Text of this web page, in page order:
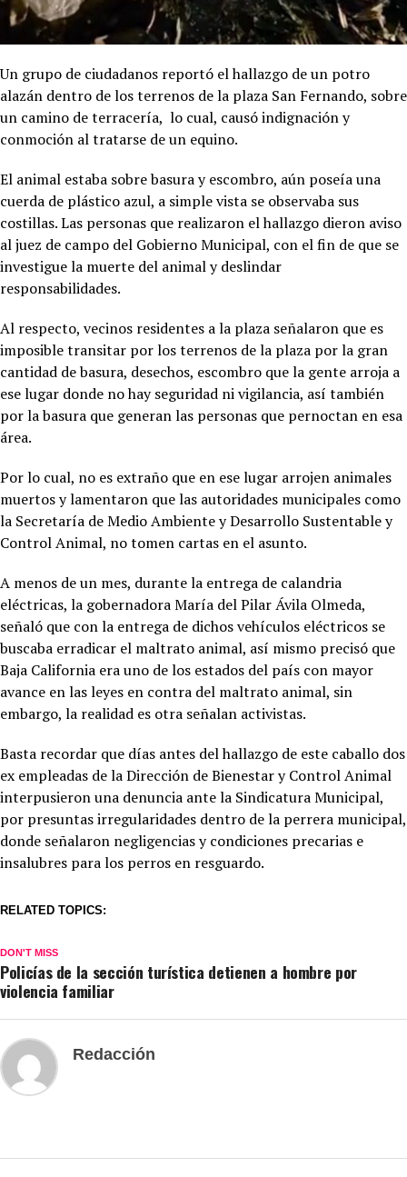
Un grupo de ciudadanos reportó el hallazgo de un potro
alazán dentro de los terrenos de la plaza San Fernando, sobre
un camino de terracería, lo cual, causó indignación y
conmoción al tratarse de un equino.
El animal estaba sobre basura y escombro, aún poseía una
cuerda de plástico azul, a simple vista se observaba sus
costillas. Las personas que realizaron el hallazgo dieron aviso
al juez de campo del Gobierno Municipal, con el fin de que se
investigue la muerte del animal y deslindar
responsabilidades.
Al respecto, vecinos residentes a la plaza señalaron que es
imposible transitar por los terrenos de la plaza por la gran
cantidad de basura, desechos, escombro que la gente arroja a
ese lugar donde no hay seguridad ni vigilancia, así también
por la basura que generan las personas que pernoctan en esa
área.
Por lo cual, no es extraño que en ese lugar arrojen animales
muertos y lamentaron que las autoridades municipales como
la Secretaría de Medio Ambiente y Desarrollo Sustentable y
Control Animal, no tomen cartas en el asunto.
A menos de un mes, durante la entrega de calandria
eléctricas, la gobernadora María del Pilar Ávila Olmeda,
señaló que con la entrega de dichos vehículos eléctricos se
buscaba erradicar el maltrato animal, así mismo precisó que
Baja California era uno de los estados del país con mayor
avance en las leyes en contra del maltrato animal, sin
embargo, la realidad es otra señalan activistas.
Basta recordar que días antes del hallazgo de este caballo dos
ex empleadas de la Dirección de Bienestar y Control Animal
interpusieron una denuncia ante la Sindicatura Municipal,
por presuntas irregularidades dentro de la perrera municipal,
donde señalaron negligencias y condiciones precarias e
insalubres para los perros en resguardo.
RELATED TOPICS:
DON'T MISS
Policías de la sección turística detienen a hombre por
violencia familiar
Redacción